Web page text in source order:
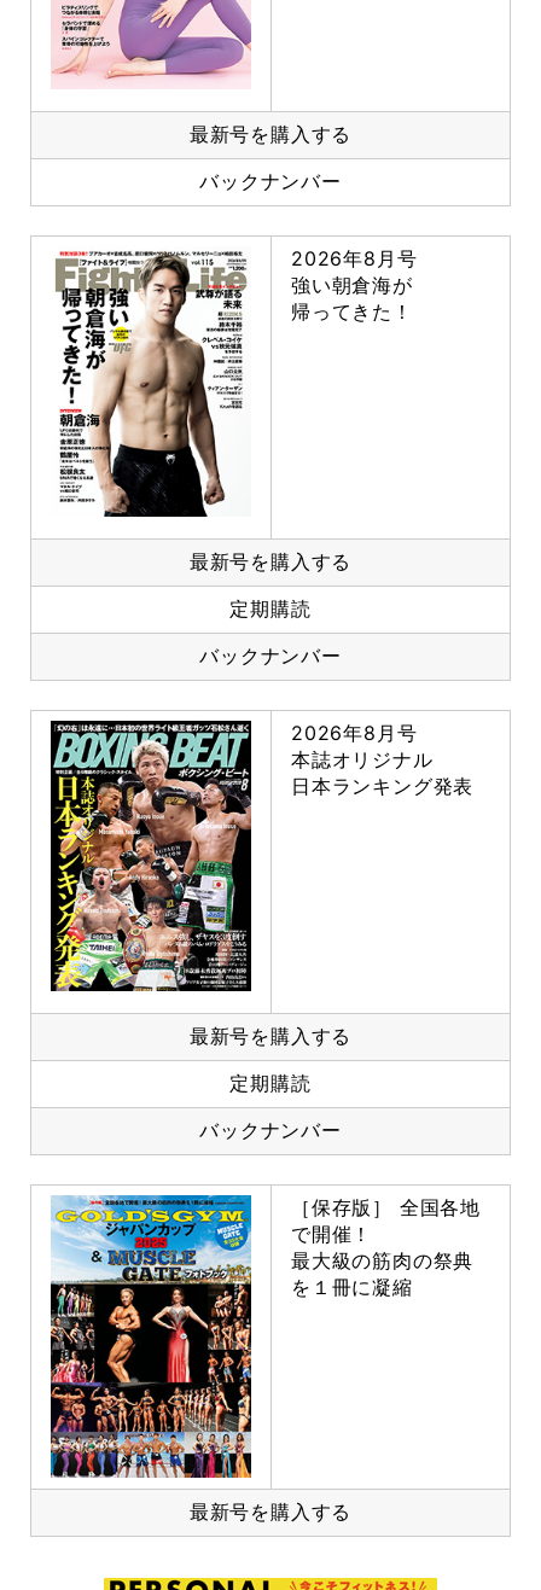
最新号を購入する
バックナンバー
2026年8月号
強い朝倉海が
帰ってきた！
最新号を購入する
定期購読
バックナンバー
2026年8月号
本誌オリジナル
日本ランキング発表
最新号を購入する
定期購読
バックナンバー
［保存版］ 全国各地
で開催！
最大級の筋肉の祭典
を１冊に凝縮
最新号を購入する